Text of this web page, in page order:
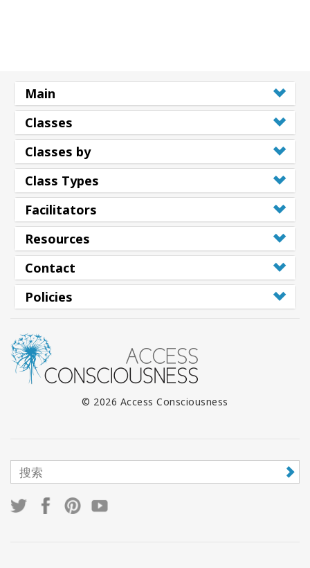
Main
Classes
Classes by
Class Types
Facilitators
Resources
Contact
Policies
© 2026 Access Consciousness